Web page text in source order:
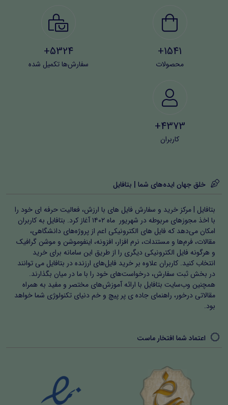
1541+
محصولات
5324+
سفارش‌ها تکمیل شده
4373+
کاربران
خلق جهان ایده‌های شما | بتافایل
بتافایل | مرکز خرید و سفارش فایل های با ارزش، فعالیت حرفه ای خود را
با اخذ مجوزهای مربوطه در شهریور ماه ۱۴۰۲ آغاز کرد. بتافایل به کاربران
امکان می‌دهد که فایل های الکترونیکی اعم از پروژه‌های دانشگاهی،
مقالات، فرم‌ها و مستندات، نرم افزار، افزونه، اینفوموشن و موشن گرافیک
و هرگونه فایل الکترونیکی دیگری را از طریق این سامانه برای خرید
انتخاب کنید. کاربران علاوه بر خرید فایل‌های ارزنده در بتافایل می توانند
در بخش ثبت سفارش، درخواست‌های خود را با ما در میان بگذارند.
همچنین وب‌سایت بتافایل با ارائه آموزش‌های مختصر و مفید به همراه
مقالاتی درخور، راهنمای جاده ی پر پیچ و خم دنیای تکنولوژی شما خواهد
بود.
اعتماد شما افتخار ماست